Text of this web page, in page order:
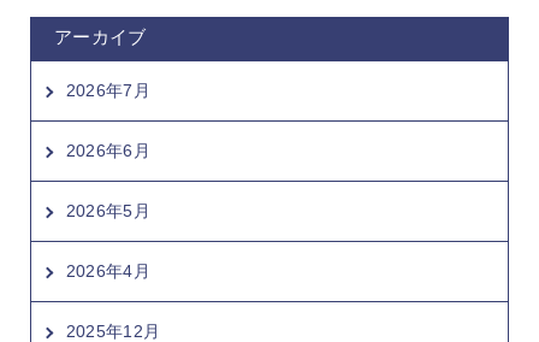
アーカイブ
2026年7月
2026年6月
2026年5月
2026年4月
2025年12月